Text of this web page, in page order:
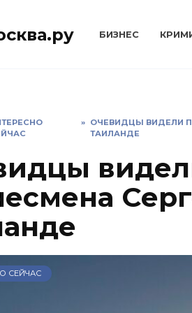
БИЗНЕС
» ОЧЕВИДЦЫ ВИДЕЛИ
ТАИЛАНДЕ
СЕЙЧАС